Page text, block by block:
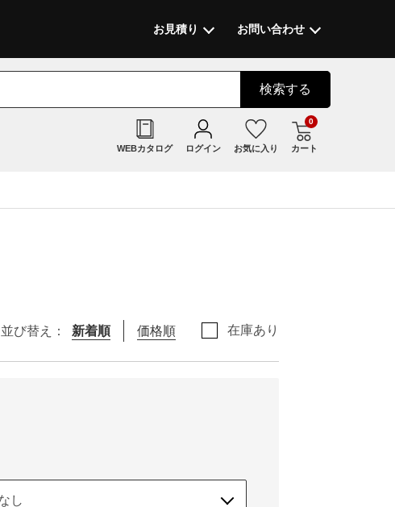
お見積り お問い合わせ
検索する
WEBカタログ ログイン お気に入り カート
0
並び替え： 新着順 価格順 在庫あり